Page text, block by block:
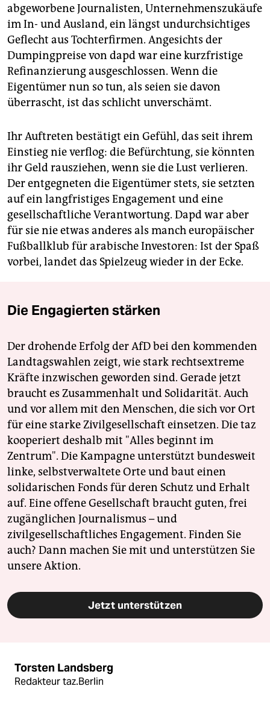
abgeworbene Journalisten, Unternehmenszukäufe
im In- und Ausland, ein längst undurchsichtiges
Geflecht aus Tochterfirmen. Angesichts der
Dumpingpreise von dapd war eine kurzfristige
Refinanzierung ausgeschlossen. Wenn die
Eigentümer nun so tun, als seien sie davon
überrascht, ist das schlicht unverschämt.
Ihr Auftreten bestätigt ein Gefühl, das seit ihrem
Einstieg nie verflog: die Befürchtung, sie könnten
ihr Geld rausziehen, wenn sie die Lust verlieren.
Der entgegneten die Eigentümer stets, sie setzten
auf ein langfristiges Engagement und eine
gesellschaftliche Verantwortung. Dapd war aber
für sie nie etwas anderes als manch europäischer
Fußballklub für arabische Investoren: Ist der Spaß
vorbei, landet das Spielzeug wieder in der Ecke.
Die Engagierten stärken
Der drohende Erfolg der AfD bei den kommenden
Landtagswahlen zeigt, wie stark rechtsextreme
Kräfte inzwischen geworden sind. Gerade jetzt
braucht es Zusammenhalt und Solidarität. Auch
und vor allem mit den Menschen, die sich vor Ort
für eine starke Zivilgesellschaft einsetzen. Die taz
kooperiert deshalb mit "Alles beginnt im
Zentrum". Die Kampagne unterstützt bundesweit
linke, selbstverwaltete Orte und baut einen
solidarischen Fonds für deren Schutz und Erhalt
auf. Eine offene Gesellschaft braucht guten, frei
zugänglichen Journalismus – und
zivilgesellschaftliches Engagement. Finden Sie
auch? Dann machen Sie mit und unterstützen Sie
unsere Aktion.
Jetzt unterstützen
Torsten Landsberg
Redakteur taz.Berlin